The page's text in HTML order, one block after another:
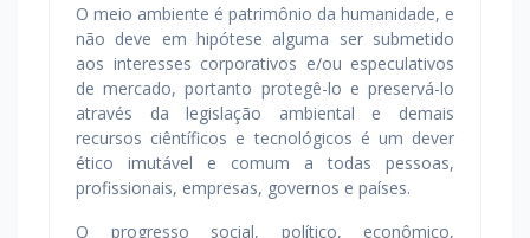
O meio ambiente é patrimônio da humanidade, e
não deve em hipótese alguma ser submetido
aos interesses corporativos e/ou especulativos
de mercado, portanto protegê-lo e preservá-lo
através da legislação ambiental e demais
recursos ciêntíficos e tecnológicos é um dever
ético imutável e comum a todas pessoas,
profissionais, empresas, governos e países.
O progresso social, político, econômico,